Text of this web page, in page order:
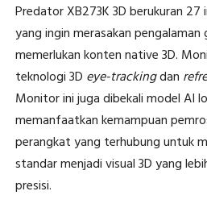
Predator XB273K 3D berukuran
yang ingin merasakan
memerlukan konten native 3D.
teknologi 3D eye-trackingdan
Monitor ini juga dibekali model AI
memanfaatkan kemampuan
perangkat yang terhubung untuk
standar menjadi visual 3D yang
presisi.